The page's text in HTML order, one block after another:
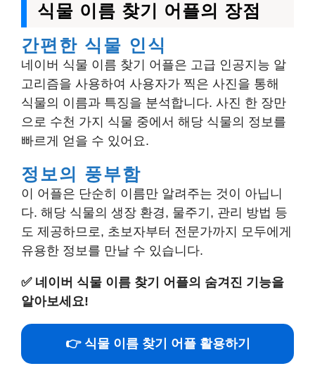
식물 이름 찾기 어플의 장점
간편한 식물 인식
네이버 식물 이름 찾기 어플은 고급 인공지능 알
고리즘을 사용하여 사용자가 찍은 사진을 통해
식물의 이름과 특징을 분석합니다. 사진 한 장만
으로 수천 가지 식물 중에서 해당 식물의 정보를
빠르게 얻을 수 있어요.
정보의 풍부함
이 어플은 단순히 이름만 알려주는 것이 아닙니
다. 해당 식물의 생장 환경, 물주기, 관리 방법 등
도 제공하므로, 초보자부터 전문가까지 모두에게
유용한 정보를 만날 수 있습니다.
✅ 네이버 식물 이름 찾기 어플의 숨겨진 기능을
알아보세요!
👉 식물 이름 찾기 어플 활용하기